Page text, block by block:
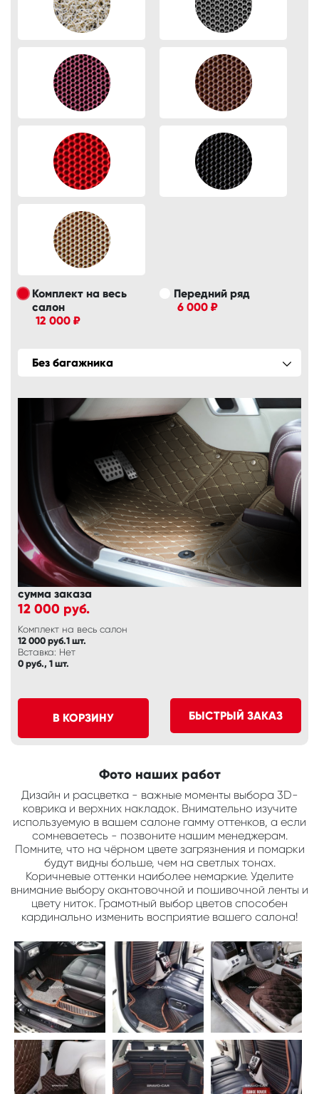
Комплект на весь
салон
12 000 ₽
Передний ряд
6 000 ₽
Без багажника
сумма заказа
12 000 руб.
Комплект на весь салон
12 000 руб.1 шт.
Вставка: Нет
0 руб., 1 шт.
В КОРЗИНУ БЫСТРЫЙ ЗАКАЗ
Фото наших работ
Дизайн и расцветка - важные моменты выбора 3D-
коврика и верхних накладок. Внимательно изучите
используемую в вашем салоне гамму оттенков, а если
сомневаетесь - позвоните нашим менеджерам.
Помните, что на чёрном цвете загрязнения и помарки
будут видны больше, чем на светлых тонах.
Коричневые оттенки наиболее немаркие. Уделите
внимание выбору окантовочной и пошивочной ленты и
цвету ниток. Грамотный выбор цветов способен
кардинально изменить восприятие вашего салона!